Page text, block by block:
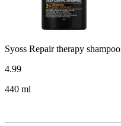
Syoss Repair therapy shampoo
4.99
440 ml